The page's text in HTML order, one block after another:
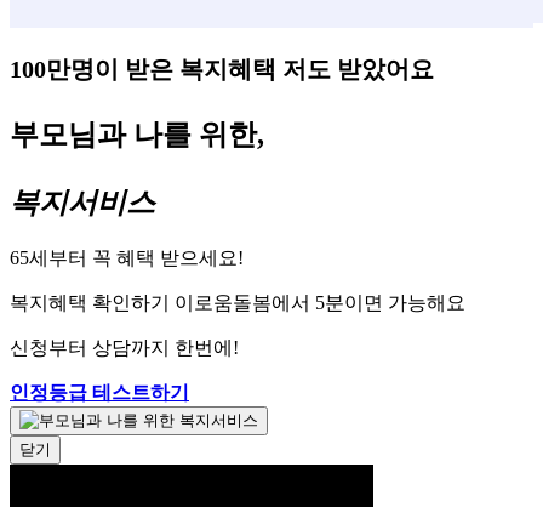
100만명이 받은 복지혜택 저도 받았어요
부모님과 나를 위한,
복지서비스
65세부터 꼭 혜택 받으세요!
복지혜택 확인하기 이로움돌봄에서 5분이면 가능해요
신청부터 상담까지 한번에!
인정등급 테스트하기
닫기